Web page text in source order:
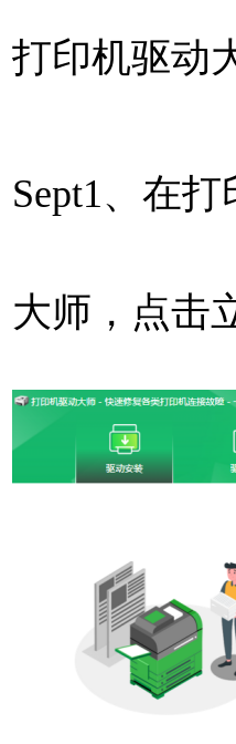
打印机驱动
Sept1、在
大师，点击